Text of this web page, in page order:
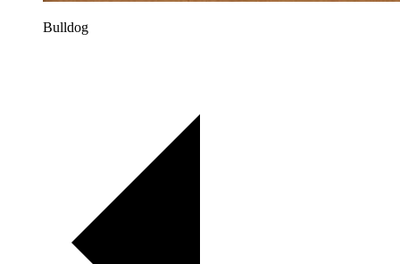
Bulldog